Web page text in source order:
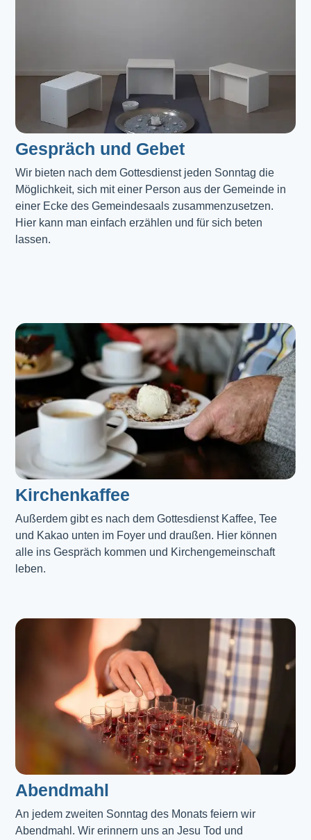
Gespräch und Gebet
Wir bieten nach dem Gottesdienst jeden Sonntag die
Möglichkeit, sich mit einer Person aus der Gemeinde in
einer Ecke des Gemeindesaals zusammenzusetzen.
Hier kann man einfach erzählen und für sich beten
lassen.
Kirchenkaffee
Außerdem gibt es nach dem Gottesdienst Kaffee, Tee
und Kakao unten im Foyer und draußen. Hier können
alle ins Gespräch kommen und Kirchengemeinschaft
leben.
Abendmahl​
An jedem zweiten Sonntag des Monats feiern wir
Abendmahl. Wir erinnern uns an Jesu Tod und